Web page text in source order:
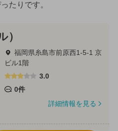
たりです。
）
福岡県糸島市前原西1-5-1 京
ビル1階
3.0
0件
詳細情報を見る